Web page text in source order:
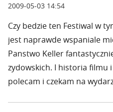
2009-05-03 14:54
Czy bedzie ten Festiwal w
jest naprawde wspaniale
Panstwo Keller
zydowskich. I historia filmu
polecam i czekam na